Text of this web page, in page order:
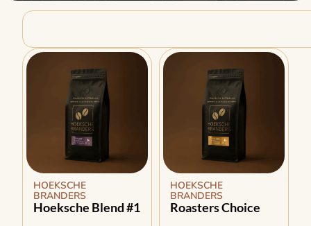
HOEKSCHE
BRANDERS
Hoeksche Blend #1
HOEKSCHE
BRANDERS
Roasters Choice